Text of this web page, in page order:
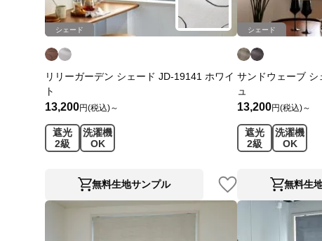
シェード
リリーガーデン シェード JD-19141 ホワイ
ト
13,200円(税込)～
遮光
2級
洗濯機
OK
無料生地サンプル
シェード
サンドウェーブ
ュ
13,200円(税込)～
遮光
2級
洗濯機
OK
無料生